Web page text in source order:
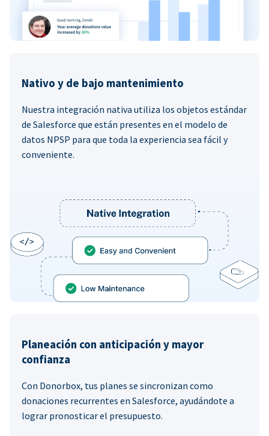
Nativo y de bajo mantenimiento
Nuestra integración nativa utiliza los objetos estándar
de Salesforce que están presentes en el modelo de
datos NPSP para que toda la experiencia sea fácil y
conveniente.
Planeación con anticipación y mayor
confianza
Con Donorbox, tus planes se sincronizan como
donaciones recurrentes en Salesforce, ayudándote a
lograr pronosticar el presupuesto.